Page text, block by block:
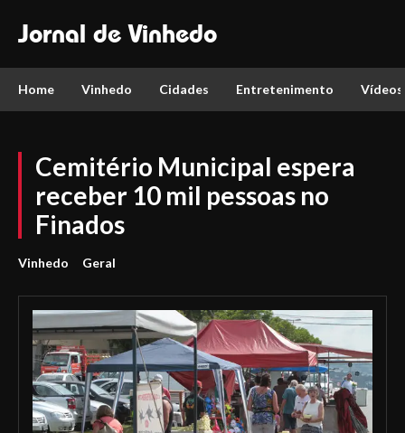
Jornal de Vinhedo
Home Vinhedo Cidades Entretenimento Vídeos
Cemitério Municipal espera
receber 10 mil pessoas no
Finados
Vinhedo Geral